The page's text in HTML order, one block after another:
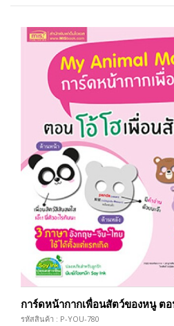
การ์ดหน้ากากเพื่อนสัตว์ของหนู ต
รหัสสินค้า : P-YOU-780